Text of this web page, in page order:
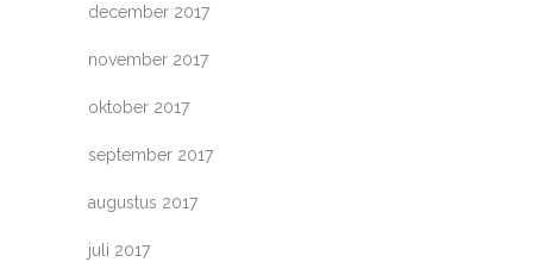
december 2017
november 2017
oktober 2017
september 2017
augustus 2017
juli 2017